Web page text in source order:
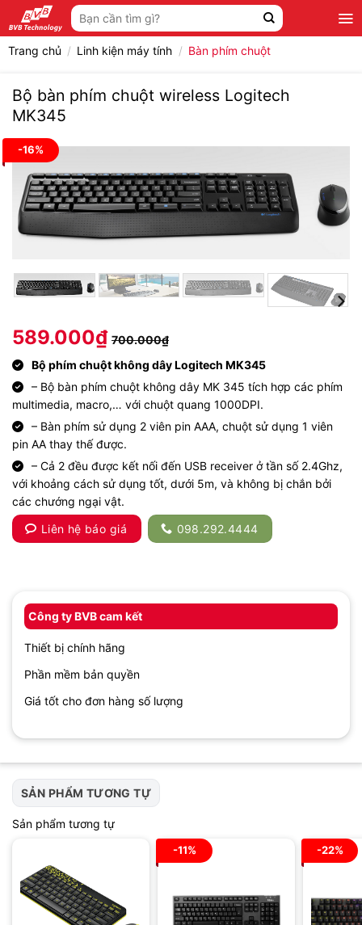
qua
nội
Tìm
kiếm:
Trang chủ / Linh kiện máy tính / Bàn phím chuột
Bộ bàn phím chuột wireless Logitech
MK345
-16%
589.000₫ 700.000₫
Bộ phím chuột không dây Logitech MK345
– Bộ bàn phím chuột không dây MK 345 tích hợp các phím
multimedia, macro,… với chuột quang 1000DPI.
– Bàn phím sử dụng 2 viên pin AAA, chuột sử dụng 1 viên
pin AA thay thế được.
– Cả 2 đều được kết nối đến USB receiver ở tần số 2.4Ghz,
với khoảng cách sử dụng tốt, dưới 5m, và không bị chắn bởi
các chướng ngại vật.
Liên hệ báo giá
098.292.4444
Công ty BVB cam kết
Thiết bị chính hãng
Phần mềm bản quyền
Giá tốt cho đơn hàng số lượng
SẢN PHẨM TƯƠNG TỰ
Sản phẩm tương tự
-11% -22%